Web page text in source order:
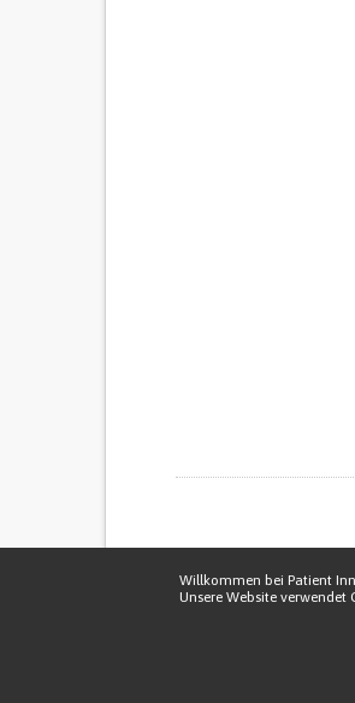
Willkommen bei Patient
Unsere Website verwendet